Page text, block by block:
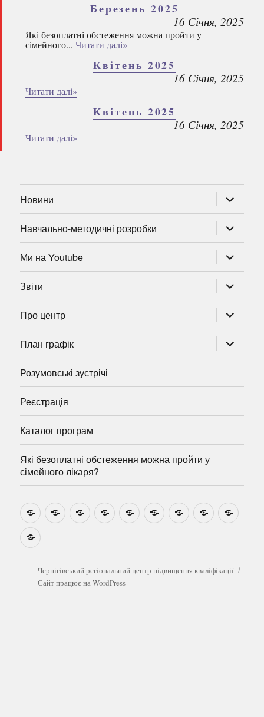
Березень 2025
16 Січня, 2025
Які безоплатні обстеження можна пройти у
сімейного... Читати далі»
Квітень 2025
16 Січня, 2025
Читати далі»
Квітень 2025
16 Січня, 2025
Читати далі»
Новини
підменю
Навчально-методичні розробки
підменю
Ми на Youtube
підменю
Звіти
підменю
Про центр
підменю
План графік
підменю
Розумовські зустрічі
Реєстрація
Каталог програм
Які безоплатні обстеження можна пройти у
сімейного лікаря?
НовиниНавчально-
методичні
Ми
на
Звіти Про
центр
План
графік
Розумовські
зустрічі
Реєстрація
Які
безоплатні
можна
пройти
у
Чернігівський регіональний центр підвищення кваліфікації
Сайт працює на WordPress